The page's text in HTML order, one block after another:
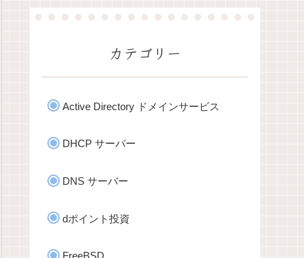
カテゴリー
Active Directory ドメインサービス
DHCP サーバー
DNS サーバー
dポイント投資